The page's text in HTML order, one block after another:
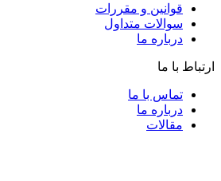
قوانین و مقررات
سوالات متداول
درباره ما
ارتباط با ما
تماس با ما
درباره ما
مقالات